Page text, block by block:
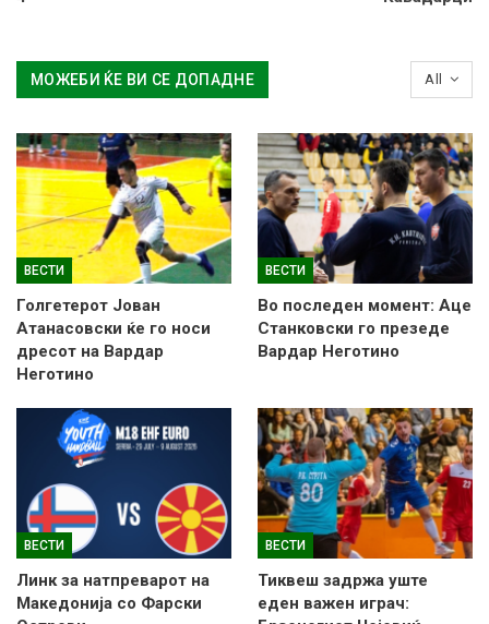
All
МОЖЕБИ ЌЕ ВИ СЕ ДОПАДНЕ
ВЕСТИ
Голгетерот Јован
Атанасовски ќе го носи
дресот на Вардар
Неготино
ВЕСТИ
Во последен момент: Аце
Станковски го презеде
Вардар Неготино
ВЕСТИ
Линк за натпреварот на
Македонија со Фарски
ВЕСТИ
Тиквеш задржа уште
еден важен играч: